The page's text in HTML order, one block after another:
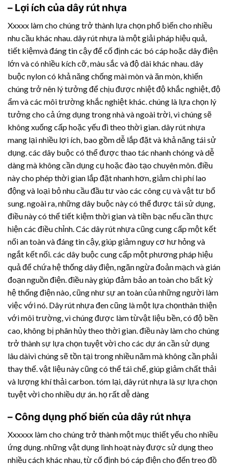
– Lợi ích của dây rút nhựa
Xxxxx làm cho chúng trở thành lựa chọn phổ biến cho nhiều
nhu cầu khác nhau. dây rút nhựa là một giải pháp hiệu quả,
tiết kiệmvà đáng tin cậy để cố định các bó cáp hoặc dây điện
lớn và có nhiều kích cỡ, màu sắc và độ dài khác nhau. dây
buộc nylon có khả năng chống mài mòn và ăn mòn, khiến
chúng trở nên lý tưởng để chịu được nhiệt độ khắc nghiệt, độ
ẩm và các môi trường khắc nghiệt khác. chúng là lựa chọn lý
tưởng cho cả ứng dụng trong nhà và ngoài trời, vì chúng sẽ
không xuống cấp hoặc yếu đi theo thời gian. dây rút nhựa
mang lại nhiều lợi ích, bao gồm dễ lắp đặt và khả năng tái sử
dụng. các dây buộc có thể được thao tác nhanh chóng và dễ
dàng mà không cần dụng cụ hoặc đào tạo chuyên môn. điều
này cho phép thời gian lắp đặt nhanh hơn, giảm chi phí lao
động và loại bỏ nhu cầu đầu tư vào các công cụ và vật tư bổ
sung. ngoài ra, những dây buộc này có thể được tái sử dụng,
điều này có thể tiết kiệm thời gian và tiền bạc nếu cần thực
hiện các điều chỉnh. Các dây rút nhựacũng cung cấp một kết
nối an toàn và đáng tin cậy, giúp giảm nguy cơ hư hỏng và
ngắt kết nối. các dây buộc cung cấp một phương pháp hiệu
quả để chứa hệ thống dây điện, ngăn ngừa đoản mạch và gián
đoạn nguồn điện. điều này giúp đảm bảo an toàn cho bất kỳ
hệ thống điện nào, cũng như sự an toàn của những người làm
việc với nó. Dây rút nhựađen cũng là một lựa chọnthân thiện
với môi trường, vì chúng được làm từvật liệu bền, có độ bền
cao, không bị phân hủy theo thời gian. điều này làm cho chúng
trở thành sự lựa chọn tuyệt vời cho các dự án cần sử dụng
lâu dàivì chúng sẽ tồn tại trong nhiều năm mà không cần phải
thay thế. vật liệu này cũng có thể tái chế, giúp giảm chất thải
và lượng khí thải carbon. tóm lại, dây rút nhựa là sự lựa chọn
tuyệt vời cho nhiều dự án. họ rất dễ dàng
– Công dụng phổ biến của dây rút nhựa
Xxxxxx làm cho chúng trở thành một mục thiết yếu cho nhiều
ứng dụng. những vật dụng linh hoạt này được sử dụng theo
nhiều cách khác nhau, từ cố định bó cáp điện cho đến treo đồ